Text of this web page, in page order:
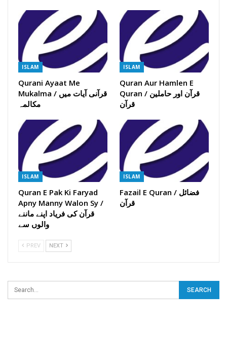
ISLAM
Qurani Ayaat Me
Mukalma / قرآنی آیات میں
مکالمہ
ISLAM
Quran Aur Hamlen E
Quran / قرآن اور حاملین
قرآن
ISLAM
Quran E Pak Ki Faryad
Apny Manny Walon Sy /
قرآن کی فریاد اپنے ماننے
والوں سے
ISLAM
Fazail E Quran / فضائل
قرآن
PREV NEXT